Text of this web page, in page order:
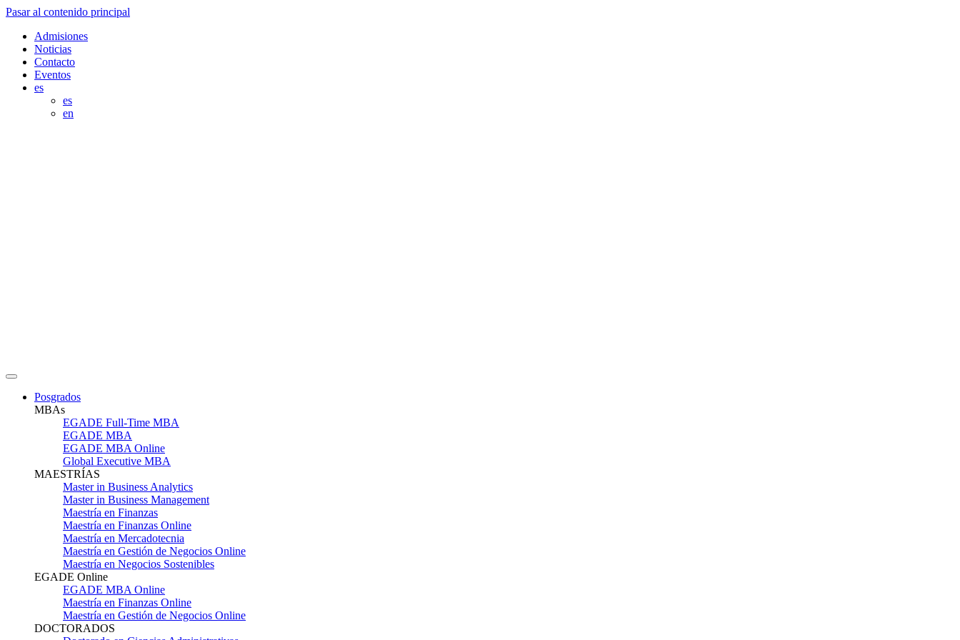
Pasar al contenido principal
Admisiones
Noticias
Contacto
Eventos
es
es
en
Posgrados
MBAs
EGADE Full-Time MBA
EGADE MBA
EGADE MBA Online
Global Executive MBA
MAESTRÍAS
Master in Business Analytics
Master in Business Management
Maestría en Finanzas
Maestría en Finanzas Online
Maestría en Mercadotecnia
Maestría en Gestión de Negocios Online
Maestría en Negocios Sostenibles
EGADE Online
EGADE MBA Online
Maestría en Finanzas Online
Maestría en Gestión de Negocios Online
DOCTORADOS